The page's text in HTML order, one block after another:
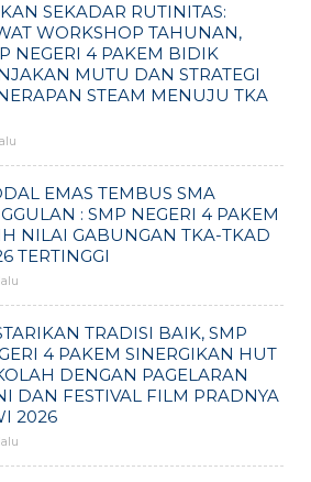
SEKADAR RUTINITAS:
WORKSHOP TAHUNAN,
NEGERI 4 PAKEM BIDIK
MUTU DAN STRATEGI
STEAM MENUJU TKA
EMAS TEMBUS SMA
: SMP NEGERI 4 PAKEM
NILAI GABUNGAN TKA-TKAD
TERTINGGI
TRADISI BAIK, SMP
4 PAKEM SINERGIKAN HUT
DENGAN PAGELARAN
DAN FESTIVAL FILM PRADNYA
2026